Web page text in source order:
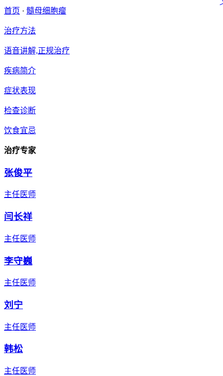
首页 · 髓母细胞瘤
治疗方法
语音讲解,正规治疗
疾病简介
症状表现
检查诊断
饮食宜忌
治疗专家
张俊平
主任医师
闫长祥
主任医师
李守巍
主任医师
刘宁
主任医师
韩松
主任医师